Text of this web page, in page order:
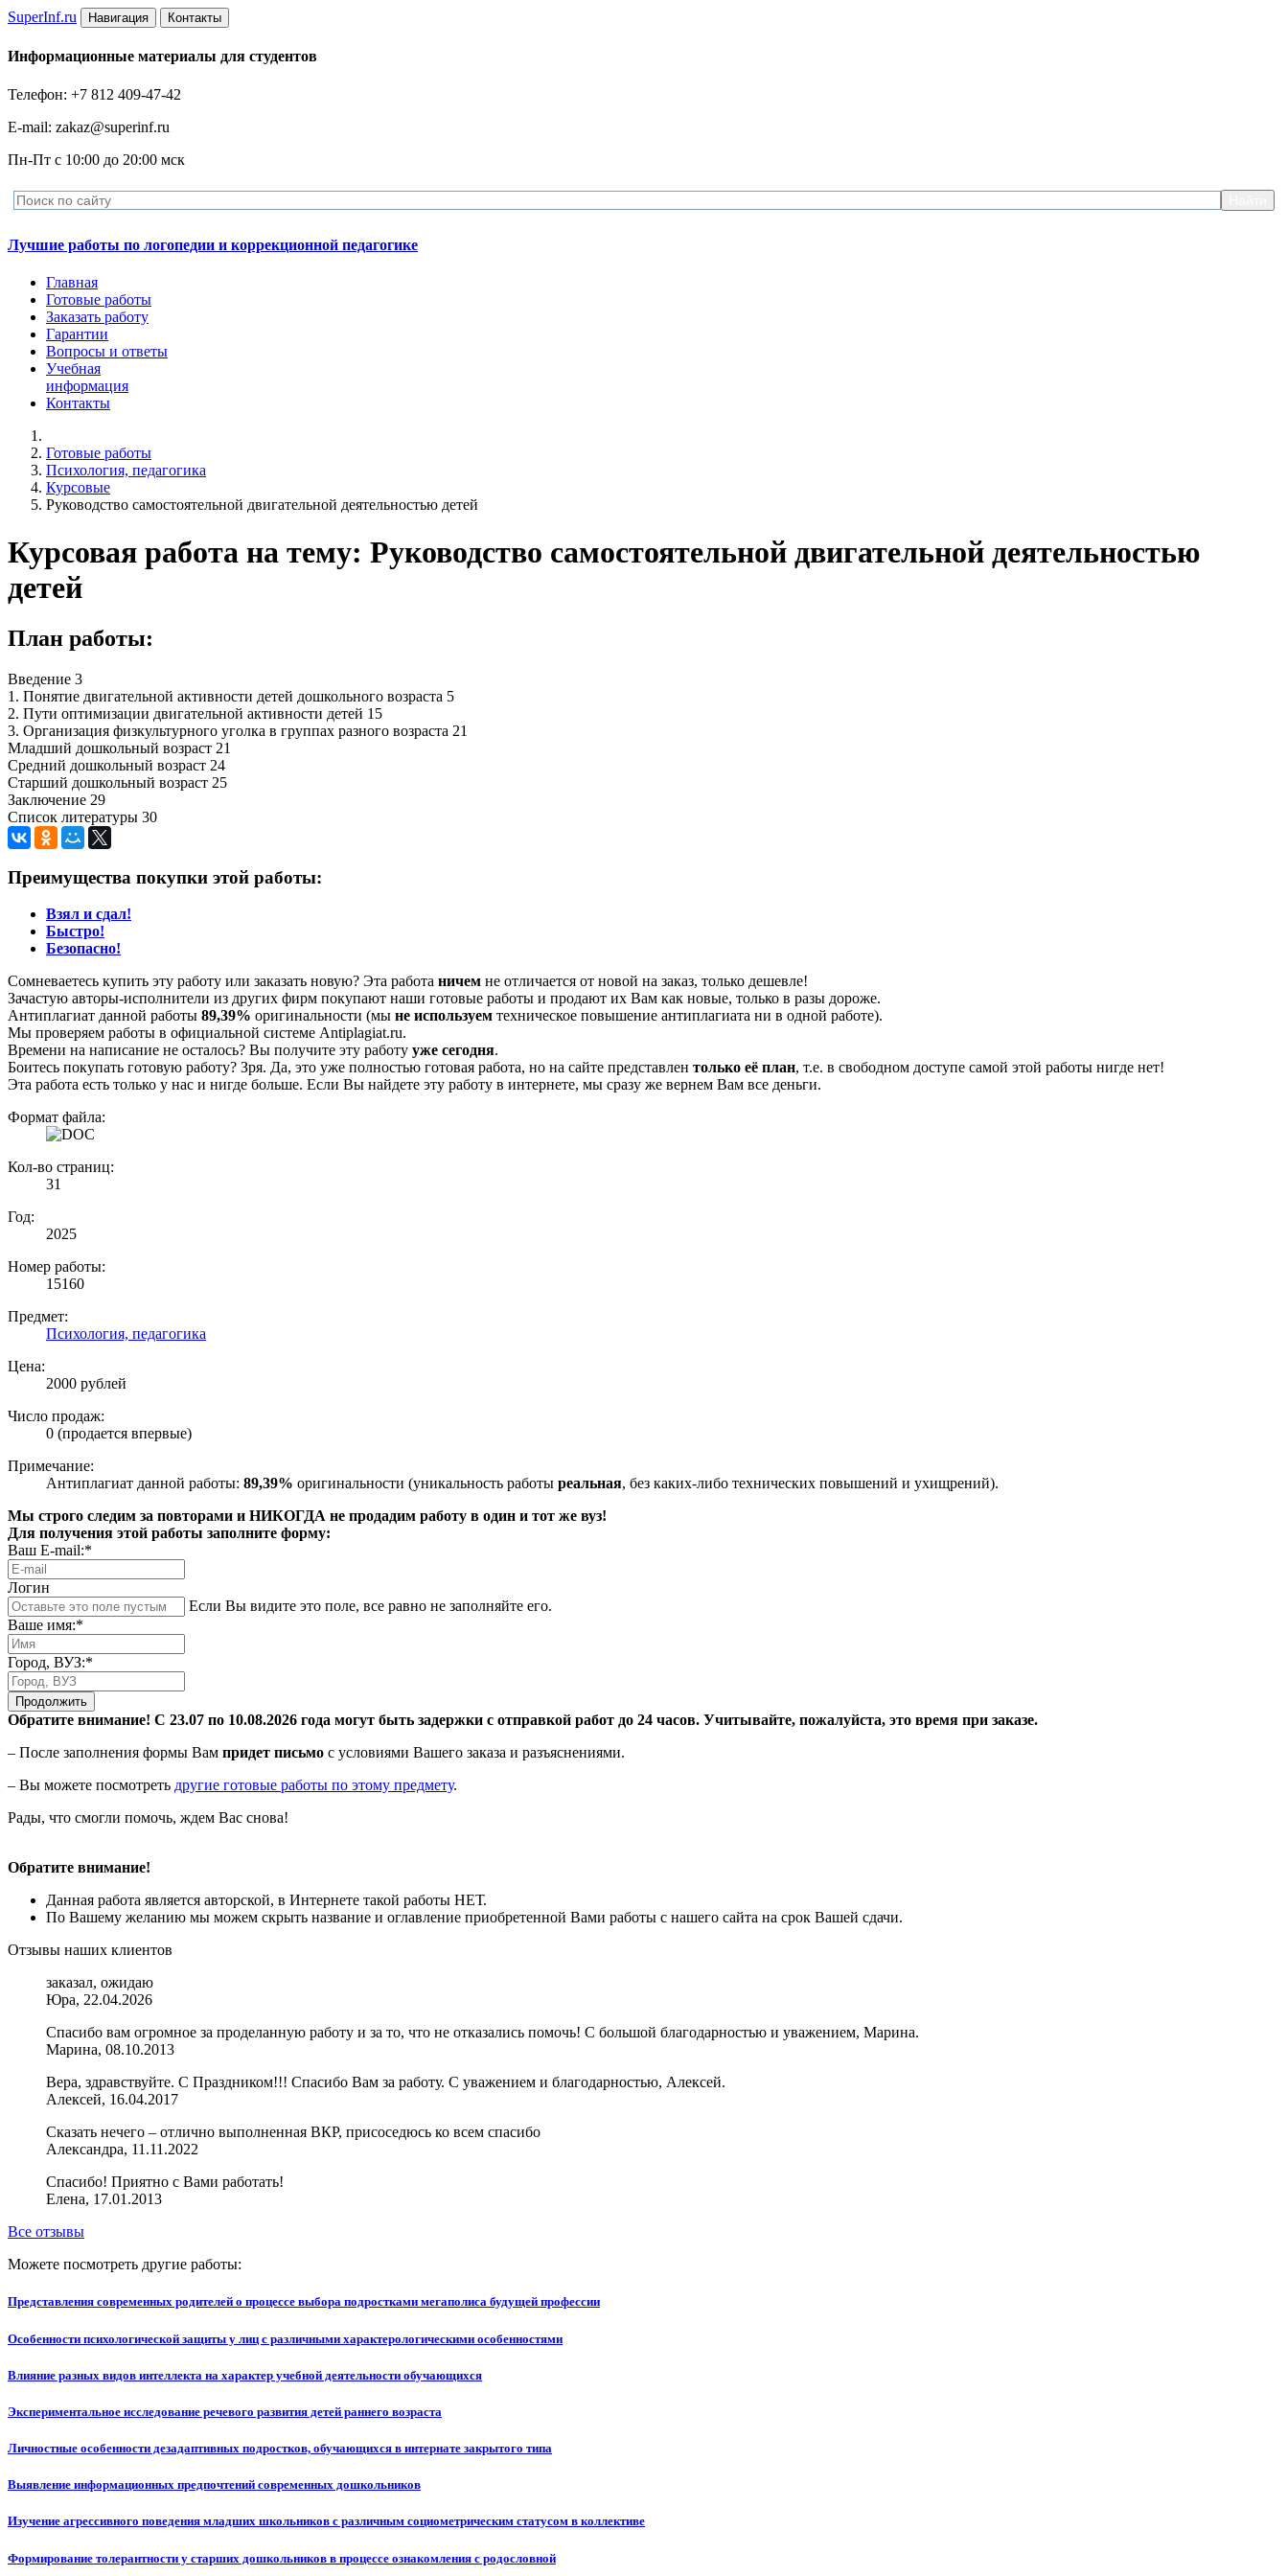
SuperInf.ru Навигация Контакты
Информационные материалы для студентов
Телефон: +7 812 409-47-42
E-mail: zakaz@superinf.ru
Пн-Пт с 10:00 до 20:00 мск
Лучшие работы по логопедии и коррекционной педагогике
Главная
Готовые работы
Заказать работу
Гарантии
Вопросы и ответы
Учебная
информация
Контакты
Готовые работы
Психология, педагогика
Курсовые
Руководство самостоятельной двигательной деятельностью детей
Курсовая работа на тему: Руководство самостоятельной двигательной деятельностью
детей
План работы:
Введение 3
1. Понятие двигательной активности детей дошкольного возраста 5
2. Пути оптимизации двигательной активности детей 15
3. Организация физкультурного уголка в группах разного возраста 21
Младший дошкольный возраст 21
Средний дошкольный возраст 24
Старший дошкольный возраст 25
Заключение 29
Список литературы 30
Преимущества покупки этой работы:
Взял и сдал!
Быстро!
Безопасно!
Сомневаетесь купить эту работу или заказать новую? Эта работа ничем не отличается от новой на заказ, только дешевле!
Зачастую авторы-исполнители из других фирм покупают наши готовые работы и продают их Вам как новые, только в разы дороже.
Антиплагиат данной работы 89,39% оригинальности (мы не используем техническое повышение антиплагиата ни в одной работе).
Мы проверяем работы в официальной системе Аntiplagiat.ru.
Времени на написание не осталось? Вы получите эту работу уже сегодня.
Боитесь покупать готовую работу? Зря. Да, это уже полностью готовая работа, но на сайте представлен только её план, т.е. в свободном доступе самой этой работы нигде нет!
Эта работа есть только у нас и нигде больше. Если Вы найдете эту работу в интернете, мы сразу же вернем Вам все деньги.
Формат файла:
Кол-во страниц:
31
Год:
2025
Номер работы:
15160
Предмет:
Психология, педагогика
Цена:
2000 рублей
Число продаж:
0 (продается впервые)
Примечание:
Антиплагиат данной работы: 89,39% оригинальности (уникальность работы реальная, без каких-либо технических повышений и ухищрений).
Мы строго следим за повторами и НИКОГДА не продадим работу в один и тот же вуз!
Для получения этой работы заполните форму:
Ваш E-mail:*
Логин
Если Вы видите это поле, все равно не заполняйте его.
Ваше имя:*
Город, ВУЗ:*
Продолжить
Обратите внимание! С 23.07 по 10.08.2026 года могут быть задержки с отправкой работ до 24 часов. Учитывайте, пожалуйста, это время при заказе.
– После заполнения формы Вам придет письмо с условиями Вашего заказа и разъяснениями.
– Вы можете посмотреть другие готовые работы по этому предмету.
Рады, что смогли помочь, ждем Вас снова!
Обратите внимание!
Данная работа является авторской, в Интернете такой работы НЕТ.
По Вашему желанию мы можем скрыть название и оглавление приобретенной Вами работы с нашего сайта на срок Вашей сдачи.
Отзывы наших клиентов
заказал, ожидаю
Юра, 22.04.2026
Спасибо вам огромное за проделанную работу и за то, что не отказались помочь! С большой благодарностью и уважением, Марина.
Марина, 08.10.2013
Вера, здравствуйте. С Праздником!!! Спасибо Вам за работу. С уважением и благодарностью, Алексей.
Алексей, 16.04.2017
Сказать нечего – отлично выполненная ВКР, присоседюсь ко всем спасибо
Александра, 11.11.2022
Спасибо! Приятно с Вами работать!
Елена, 17.01.2013
Все отзывы
Можете посмотреть другие работы:
Представления современных родителей о процессе выбора подростками мегаполиса будущей профессии
Особенности психологической защиты у лиц с различными характерологическими особенностями
Влияние разных видов интеллекта на характер учебной деятельности обучающихся
Экспериментальное исследование речевого развития детей раннего возраста
Личностные особенности дезадаптивных подростков, обучающихся в интернате закрытого типа
Выявление информационных предпочтений современных дошкольников
Изучение агрессивного поведения младших школьников с различным социометрическим статусом в коллективе
Формирование толерантности у старших дошкольников в процессе ознакомления с родословной